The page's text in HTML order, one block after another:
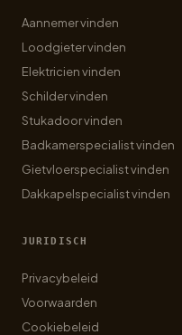
Aannemer vinden
Loodgieter vinden
Elektricien vinden
Schilder vinden
Stukadoor vinden
Badkamerspecialist vinden
Gietvloerspecialist vinden
Dakkapelspecialist vinden
JURIDISCH
Privacybeleid
Voorwaarden
Cookiebeleid